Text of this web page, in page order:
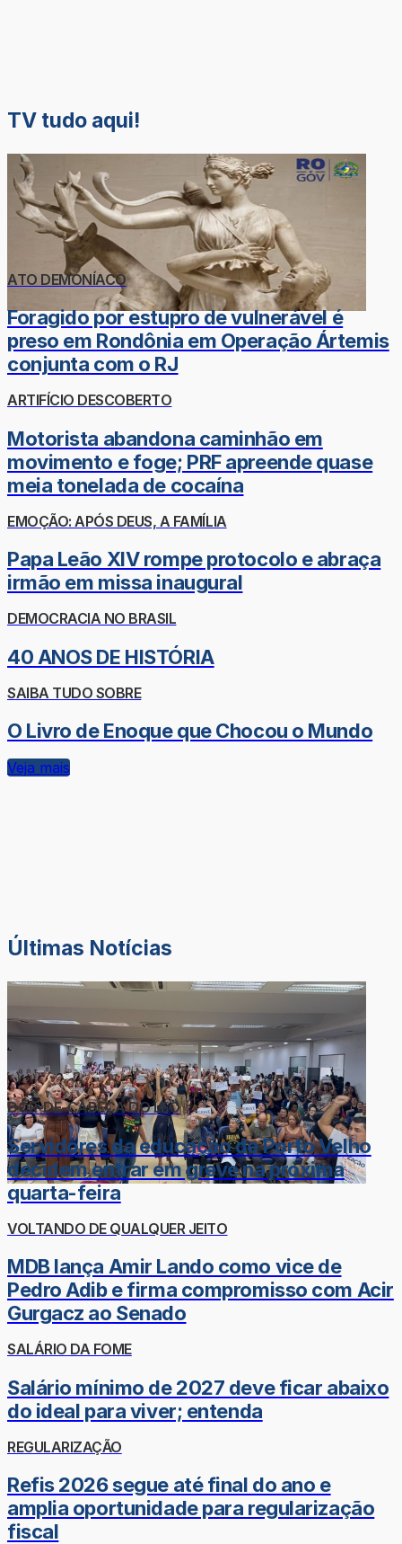
TV tudo aqui!
ATO DEMONÍACO
Foragido por estupro de vulnerável é
preso em Rondônia em Operação Ártemis
conjunta com o RJ
ARTIFÍCIO DESCOBERTO
Motorista abandona caminhão em
movimento e foge; PRF apreende quase
meia tonelada de cocaína
EMOÇÃO: APÓS DEUS, A FAMÍLIA
Papa Leão XIV rompe protocolo e abraça
irmão em missa inaugural
DEMOCRACIA NO BRASIL
40 ANOS DE HISTÓRIA
SAIBA TUDO SOBRE
O Livro de Enoque que Chocou o Mundo
Veja mais
Últimas Notícias
DOR-DE-CABEÇA DO LÉO
Servidores da educação de Porto Velho
decidem entrar em greve na próxima
quarta-feira
VOLTANDO DE QUALQUER JEITO
MDB lança Amir Lando como vice de
Pedro Adib e firma compromisso com Acir
Gurgacz ao Senado
SALÁRIO DA FOME
Salário mínimo de 2027 deve ficar abaixo
do ideal para viver; entenda
REGULARIZAÇÃO
Refis 2026 segue até final do ano e
amplia oportunidade para regularização
fiscal